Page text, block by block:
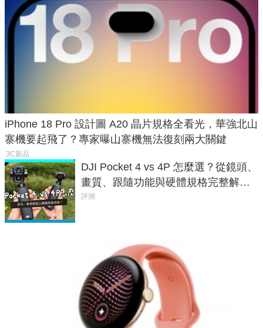
iPhone 18 Pro 設計圖 A20 晶片規格全看光，華強北山
寨機要起飛了？專家曝山寨機無法復刻兩大關鍵
3C新品
DJI Pocket 4 vs 4P 怎麼選？從鏡頭、
畫質、跟隨功能與硬體規格完整解
析，一次看懂兩台差異
評測